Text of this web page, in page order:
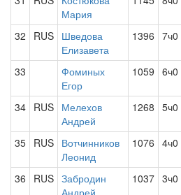
Мария
32 RUS Шведова
Елизавета
1396 7ч0
33
Фоминых
Егор
1059 6ч0
34 RUS Мелехов
Андрей
1268 5ч0
35 RUS Вотчинников
Леонид
1076 4ч0
36 RUS Забродин
Андрей
1037 3ч0